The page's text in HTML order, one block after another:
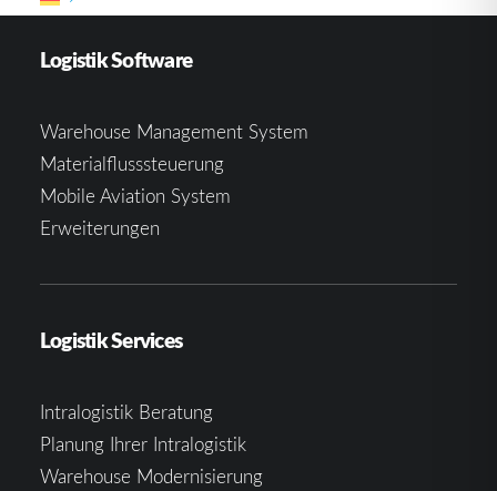
Logistik Software
Warehouse Management System
Materialflusssteuerung
Mobile Aviation System
Erweiterungen
Logistik Services
Intralogistik Beratung
Planung Ihrer Intralogistik
Warehouse Modernisierung